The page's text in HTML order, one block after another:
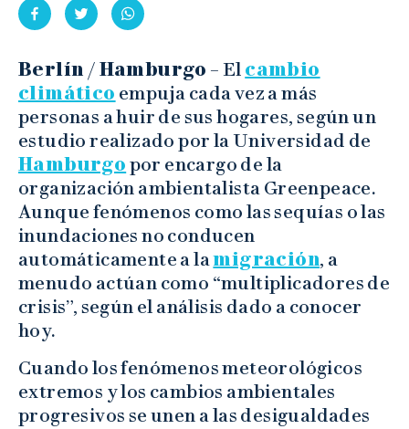
Berlín / Hamburgo – El cambio
climático empuja cada vez a más
personas a huir de sus hogares, según un
estudio realizado por la Universidad de
Hamburgo por encargo de la
organización ambientalista Greenpeace.
Aunque fenómenos como las sequías o las
inundaciones no conducen
automáticamente a lamigración, a
menudo actúan como “multiplicadores de
crisis”, según el análisis dado a conocer
hoy.
Cuando los fenómenos meteorológicos
extremos y los cambios ambientales
progresivos se unen a las desigualdades